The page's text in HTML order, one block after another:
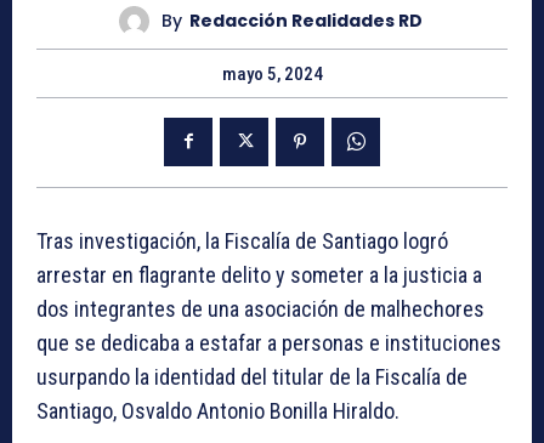
By Redacción Realidades RD
mayo 5, 2024
Tras investigación, la Fiscalía de Santiago logró
arrestar en flagrante delito y someter a la justicia a
dos integrantes de una asociación de malhechores
que se dedicaba a estafar a personas e instituciones
usurpando la identidad del titular de la Fiscalía de
Santiago, Osvaldo Antonio Bonilla Hiraldo.